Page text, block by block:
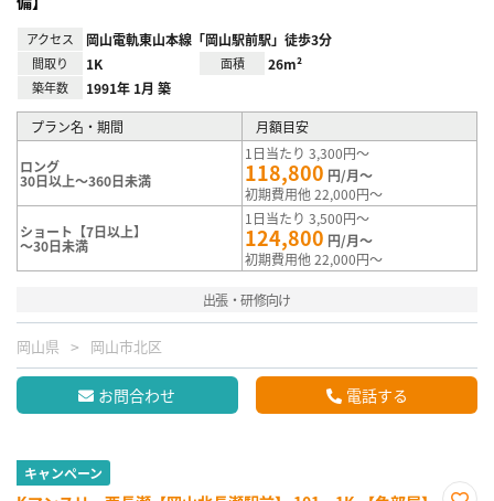
アクセス 岡山電軌東山本線「岡山駅前駅」徒歩3分
間取り 1K 面積 26m²
築年数 1991年 1月 築
プラン名・期間 月額目安
ロング
30日以上～360日未満
1日当たり 3,300円～
118,800 円/月～
初期費用他 22,000円～
ショート【7日以上】
～30日未満
1日当たり 3,500円～
124,800 円/月～
初期費用他 22,000円～
出張・研修向け
岡山県 岡山市北区
お問合わせ 電話する
キャンペーン